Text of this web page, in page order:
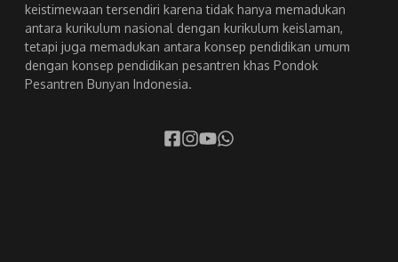
keistimewaan tersendiri karena tidak hanya memadukan
antara kurikulum nasional dengan kurikulum keislaman,
tetapi juga memadukan antara konsep pendidikan umum
dengan konsep pendidikan pesantren khas Pondok
Pesantren Bunyan Indonesia.